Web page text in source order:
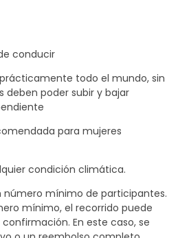
conducir
todo el mundo, sin
deben poder subir y bajar
para mujeres
condición climática.
número mínimo de participantes.
mínimo, el recorrido puede
En este caso, se